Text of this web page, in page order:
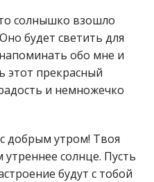
солнышко взошло
будет светить для
обо мне и
этот прекрасный
и немножечко
добрым утром! Твоя
солнце. Пусть
будут с тобой